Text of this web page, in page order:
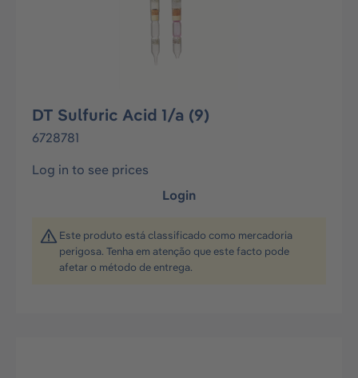
DT Sulfuric Acid 1/a (9)
6728781
Log in to see prices
Login
Este produto está classificado como mercadoria
perigosa. Tenha em atenção que este facto pode
afetar o método de entrega.